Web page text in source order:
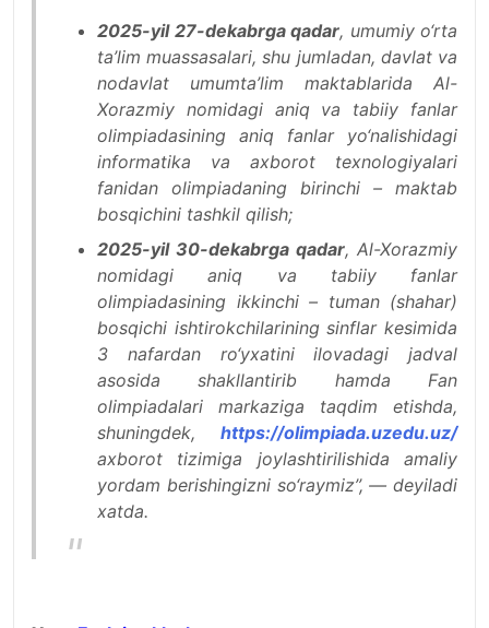
2025-yil 27-dekabrga qadar, umumiy o‘rta
ta’lim muassasalari, shu jumladan, davlat va
nodavlat umumta’lim maktablarida Al-
Xorazmiy nomidagi aniq va tabiiy fanlar
olimpiadasining aniq fanlar yo‘nalishidagi
informatika va axborot texnologiyalari
fanidan olimpiadaning birinchi – maktab
bosqichini tashkil qilish;
2025-yil 30-dekabrga qadar, Al-Xorazmiy
nomidagi aniq va tabiiy fanlar
olimpiadasining ikkinchi – tuman (shahar)
bosqichi ishtirokchilarining sinflar kesimida
3 nafardan ro‘yxatini ilovadagi jadval
asosida shakllantirib hamda Fan
olimpiadalari markaziga taqdim etishda,
shuningdek, https://olimpiada.uzedu.uz/
axborot tizimiga joylashtirilishida amaliy
yordam berishingizni so‘raymiz’’, — deyiladi
xatda.